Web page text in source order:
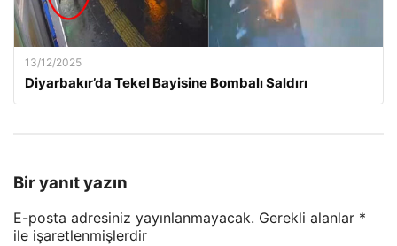
13/12/2025
Diyarbakır’da Tekel Bayisine Bombalı Saldırı
Bir yanıt yazın
E-posta adresiniz yayınlanmayacak. Gerekli alanlar *
ile işaretlenmişlerdir